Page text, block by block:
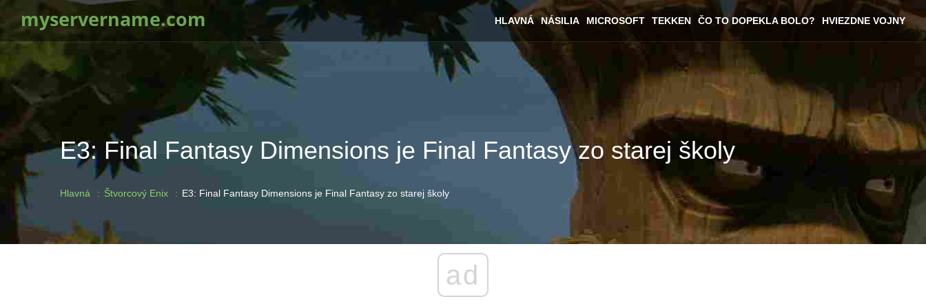
myservername.com HLAVNÁ NÁSILIA MICROSOFT TEKKEN ČO TO DOPEKLA BOLO? HVIEZDNE VOJNY
E3: Final Fantasy Dimensions je Final Fantasy zo starej školy
Hlavná Štvorcový Enix E3: Final Fantasy Dimensions je Final Fantasy zo starej školy
ad